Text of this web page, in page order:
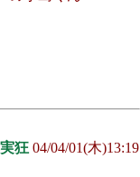
狂04/04/01(木)13:19